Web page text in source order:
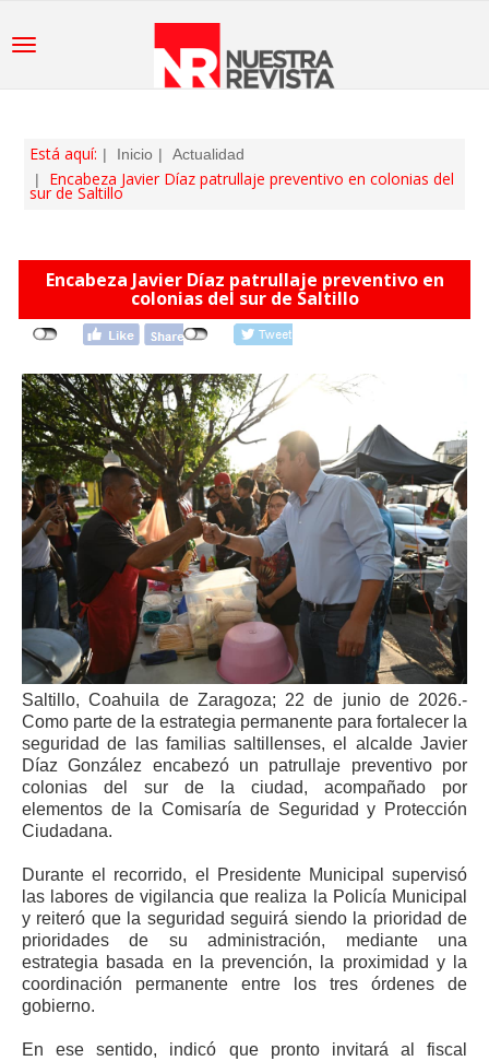
Está aquí: Inicio Actualidad
Encabeza Javier Díaz patrullaje preventivo en colonias del
sur de Saltillo
Encabeza Javier Díaz patrullaje preventivo en
colonias del sur de Saltillo
Saltillo, Coahuila de Zaragoza; 22 de junio de 2026.-
Como parte de la estrategia permanente para fortalecer la
seguridad de las familias saltillenses, el alcalde Javier
Díaz González encabezó un patrullaje preventivo por
colonias del sur de la ciudad, acompañado por
elementos de la Comisaría de Seguridad y Protección
Ciudadana.
Durante el recorrido, el Presidente Municipal supervisó
las labores de vigilancia que realiza la Policía Municipal
y reiteró que la seguridad seguirá siendo la prioridad de
prioridades de su administración, mediante una
estrategia basada en la prevención, la proximidad y la
coordinación permanente entre los tres órdenes de
gobierno.
En ese sentido, indicó que pronto invitará al fiscal